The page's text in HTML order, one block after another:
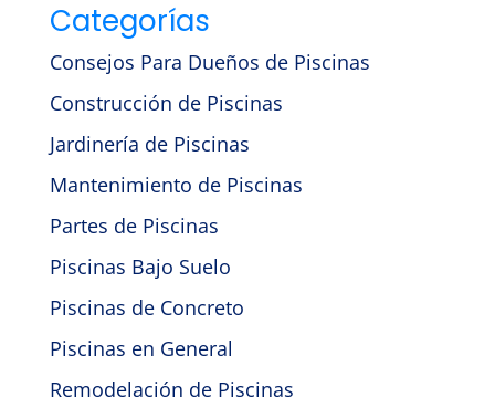
Categorías
Consejos Para Dueños de Piscinas
Construcción de Piscinas
Jardinería de Piscinas
Mantenimiento de Piscinas
Partes de Piscinas
Piscinas Bajo Suelo
Piscinas de Concreto
Piscinas en General
Remodelación de Piscinas